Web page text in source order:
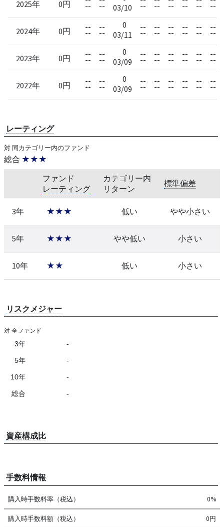
2025年 0円 -- --
03/10
-- -- -- -- -- --
2024年 0円 --
--
--
--
0
03/11
--
--
--
--
--
--
--
--
--
--
--
--
2023年 0円 --
--
--
--
0
03/09
--
--
--
--
--
--
--
--
--
--
--
--
2022年 0円 --
--
--
--
0
03/09
--
--
--
--
--
--
--
--
--
--
--
--
レーティング
対 同カテゴリー内のファンド
総合 ★★★
ファンド
レーティング
カテゴリー内
リターン
標準偏差
3年 ★★★ 低い やや小さい
5年 ★★★ やや低い 小さい
10年 ★★ 低い 小さい
リスクメジャー
対 全ファンド
3年 -
5年 -
10年 -
総合 -
資産構成比
手数料情報
購入時手数料率（税込） 0%
購入時手数料額（税込） 0円